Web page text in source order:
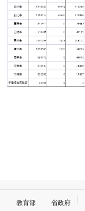
教育部 省政府